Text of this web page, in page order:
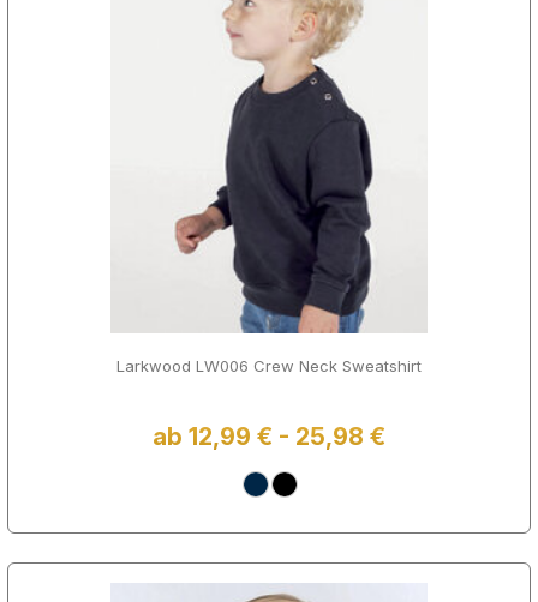
Larkwood LW006 Crew Neck Sweatshirt
ab 12,99 € - 25,98 €